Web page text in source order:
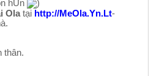
hUn
)
Ola tại http://MeOla.Yn.Lt-
thân.